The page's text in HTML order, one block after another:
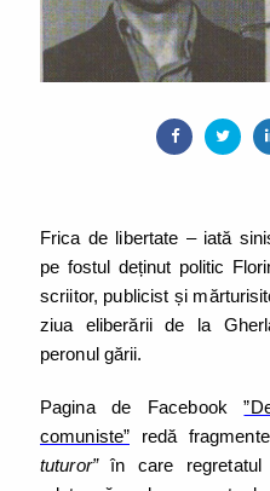
Frica de libertate – iată
pe fostul deținut politic
scriitor, publicist și
ziua eliberării de la
peronul gării.
Pagina de Facebook
comuniste” redă
tuturor”în care regretatul